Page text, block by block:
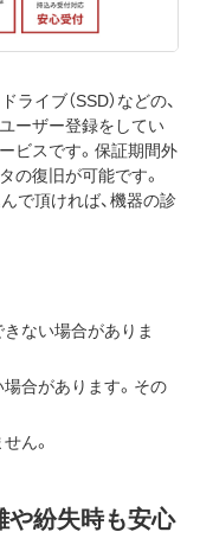
イブ（SSD）などの、
ーザー登録をしてい
ビスです。保証期間外
の復旧が可能です。
で頂ければ、機器の診
ない場合がありま
合があります。その
ん。
や紛失時も安心